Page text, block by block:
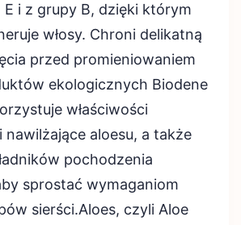
E i z grupy B, dzięki którym
włosy. Chroni delikatną
przed promieniowaniem
ekologicznych Biodene
właściwości
nawilżające aloesu, a także
pochodzenia
sprostać wymaganiom
sierści.Aloes, czyli Aloe